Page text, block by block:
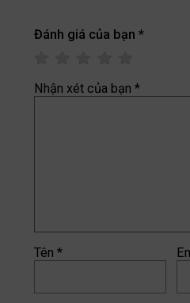
Đánh giá của bạn *
Nhận xét của bạn *
Tên *